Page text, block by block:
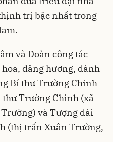
trị bậc nhất trong
và Đoàn công tác
dâng hương, dành
Bí thư Trường Chinh
Trường Chinh (xã
và Tượng đài
(thị trấn Xuân Trường,